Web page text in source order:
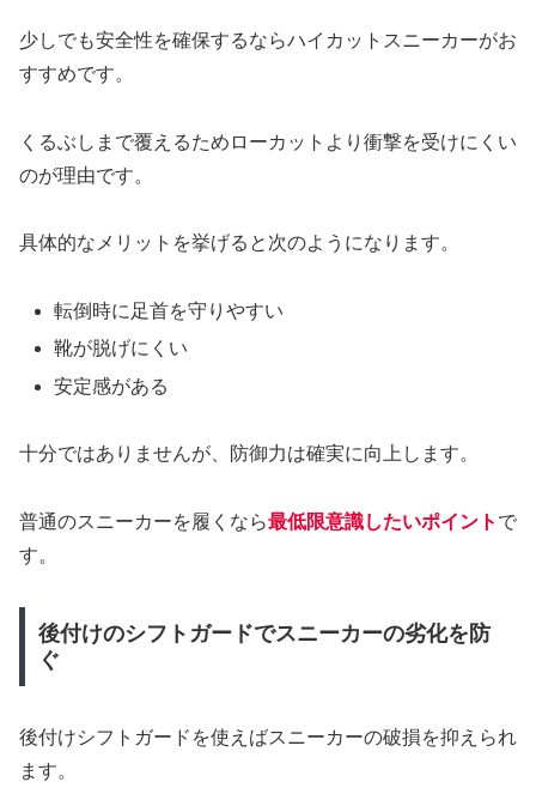
少しでも安全性を確保するならハイカットスニーカーがお
すすめです。
くるぶしまで覆えるためローカットより衝撃を受けにくい
のが理由です。
具体的なメリットを挙げると次のようになります。
転倒時に足首を守りやすい
靴が脱げにくい
安定感がある
十分ではありませんが、防御力は確実に向上します。
普通のスニーカーを履くなら最低限意識したいポイント で
す。
後付けのシフトガードでスニーカーの劣化を防
ぐ
後付けシフトガードを使えばスニーカーの破損を抑えられ
ます。